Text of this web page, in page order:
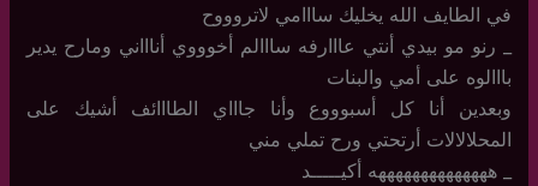
في الطايف الله يخليك سااامي لاتروووح
_ رنو مو بيدي أنتي عااارفه سااالم أخوووي أناااني ومارح يدير
بااالوه على أمي والبنات
وبعدين أنا كل أسبوووع وأنا جاااي الطااائف أشيك على
المحلالالات أرتحتي ورح تملي مني
_ ههههههههههههههه أكيـــــد